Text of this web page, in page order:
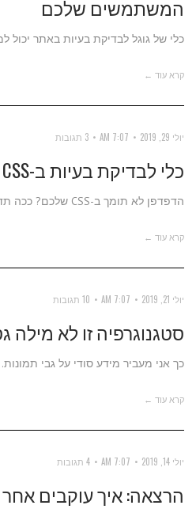
המשתמשים שלכם
כלי של גוגל לבדיקת בעיות באתר יכול
קרא עוד ←
יולי 29, 2019 7:07 AM 3 תגובות
כלי לבדיקת בעיות ב-CSS לפני שהן נוצרות
הדפדפן לא תומך ב-CSS שלכם? ככה תדעו על זה מראש
קרא עוד ←
יולי 21, 2019 7:07 AM 10 תגובות
סטגנוגרפיה זו לא מילה
כך אני מעביר מידע סודי על גבי
קרא עוד ←
יולי 14, 2019 7:07 AM 4 תגובות
הרצאה: איך עוקבים